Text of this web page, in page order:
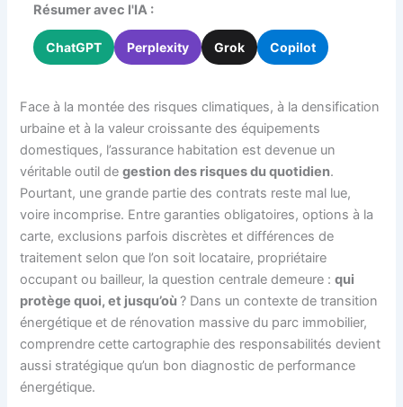
Résumer avec l'IA :
ChatGPT Perplexity Grok Copilot
Face à la montée des risques climatiques, à la densification
urbaine et à la valeur croissante des équipements
domestiques, l’assurance habitation est devenue un
véritable outil degestion des risques du quotidien.
Pourtant, une grande partie des contrats reste mal lue,
voire incomprise. Entre garanties obligatoires, options à la
carte, exclusions parfois discrètes et différences de
traitement selon que l’on soit locataire, propriétaire
occupant ou bailleur, la question centrale demeure :qui
protège quoi, et jusqu’où ? Dans un contexte de transition
énergétique et de rénovation massive du parc immobilier,
comprendre cette cartographie des responsabilités devient
aussi stratégique qu’un bon diagnostic de performance
énergétique.